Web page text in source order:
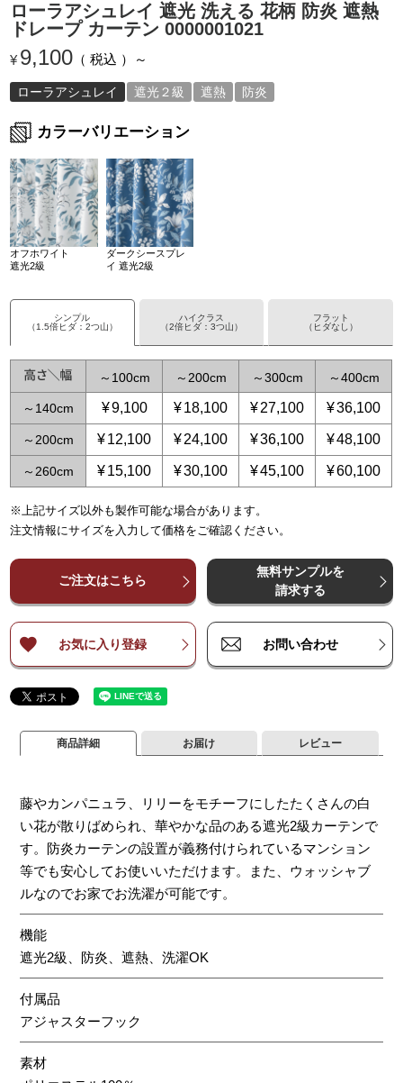
ローラアシュレイ 遮光 洗える 花柄 防炎 遮熱
ドレープ カーテン 0000001021
¥ 9,100 税込
ローラアシュレイ 遮光２級 遮熱 防炎
カラーバリエーション
オフホワイト
遮光2級
ダークシースプレ
イ 遮光2級
シンプル
（1.5倍ヒダ：2つ山）
～ 100 ～ 200 ～300 ～400
～ 140 ¥9,100 ¥18,100 ¥27,100 ¥36,100
～ 200 ¥12,100 ¥24,100 ¥36,100 ¥48,100
～ 260 ¥15,100 ¥30,100 ¥45,100 ¥60,100
ハイクラス
（2倍ヒダ：3つ山）
～65 ～ 150 ～225
¥12,100 24,100 36,100 ¥ 48,100 ¥
フラット
（ヒダなし）
～125 ～250 ～
¥12,100 24,100 ¥36,100 ¥ 48,100
※上記サイズ以外も製作可能な場合があります。
注文情報にサイズを入力して価格をご確認ください。
ご注文はこちら
無料サンプルを
請求する
お気に入り登録 お問い合わせ
商品詳細
藤やカンパニュラ、リリーをモチーフにしたたくさんの白
い花が散りばめられ、華やかな品のある遮光2級カーテンで
す。防炎カーテンの設置が義務付けられているマンション
等でも安心してお使いいただけます。また、ウォッシャブ
ルなのでお家でお洗濯が可能です。
機能
遮光2級、防炎、遮熱、洗濯OK
付属品
アジャスターフック
素材
お届け レビュー